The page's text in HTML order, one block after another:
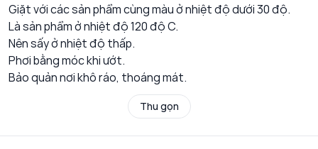
Giặt với các sản phẩm cùng màu ở nhiệt độ dưới 30 độ.
Là sản phẩm ở nhiệt độ 120 độ C.
Nên sấy ở nhiệt độ thấp.
Phơi bằng móc khi ướt.
Bảo quản nơi khô ráo, thoáng mát.
Thu gọn